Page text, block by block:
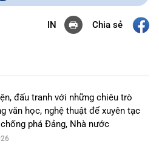
IN Chia sẻ
đấu tranh với những chiêu trò
văn học, nghệ thuật để xuyên tạc
phá Đảng, Nhà nước